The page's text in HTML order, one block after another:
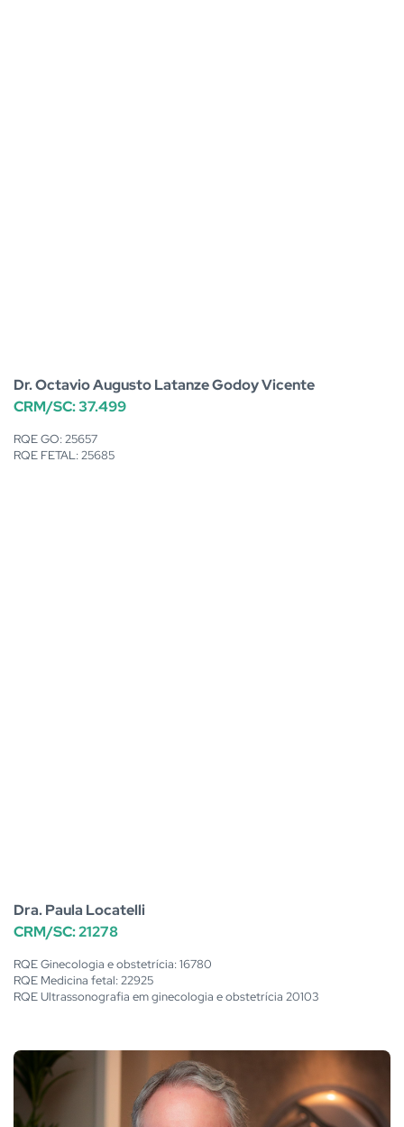
Dr. Octavio Augusto Latanze Godoy Vicente
CRM/SC: 37.499
RQE GO: 25657
RQE FETAL: 25685
Dra. Paula Locatelli
CRM/SC: 21278
RQE Ginecologia e obstetrícia: 16780
RQE Medicina fetal: 22925
RQE Ultrassonografia em ginecologia e obstetrícia 20103